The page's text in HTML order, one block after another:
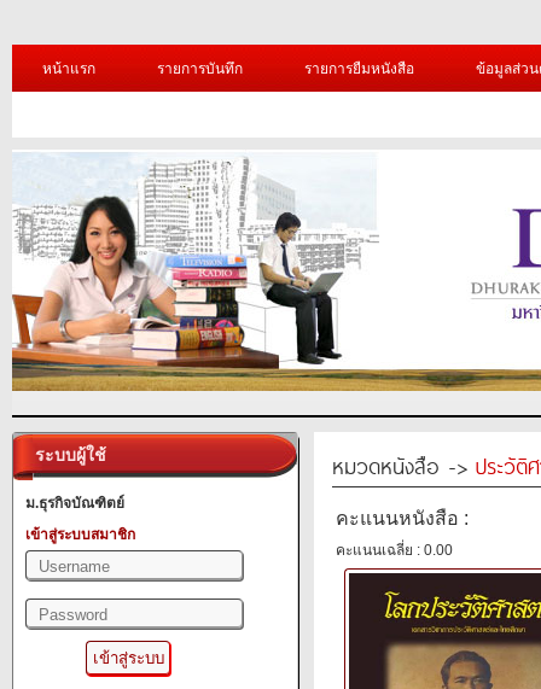
หน้าแรก รายการบันทึก รายการยืมหนังสือ ข้อมูลส่ว
ระบบผู้ใช้
ม.ธุรกิจบัณฑิตย์
เข้าสู่ระบบสมาชิก
หมวดหนังสือ -> ประวัติ
คะแนนหนังสือ :
คะแนนเฉลี่ย : 0.00